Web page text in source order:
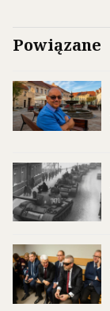
Powiązane